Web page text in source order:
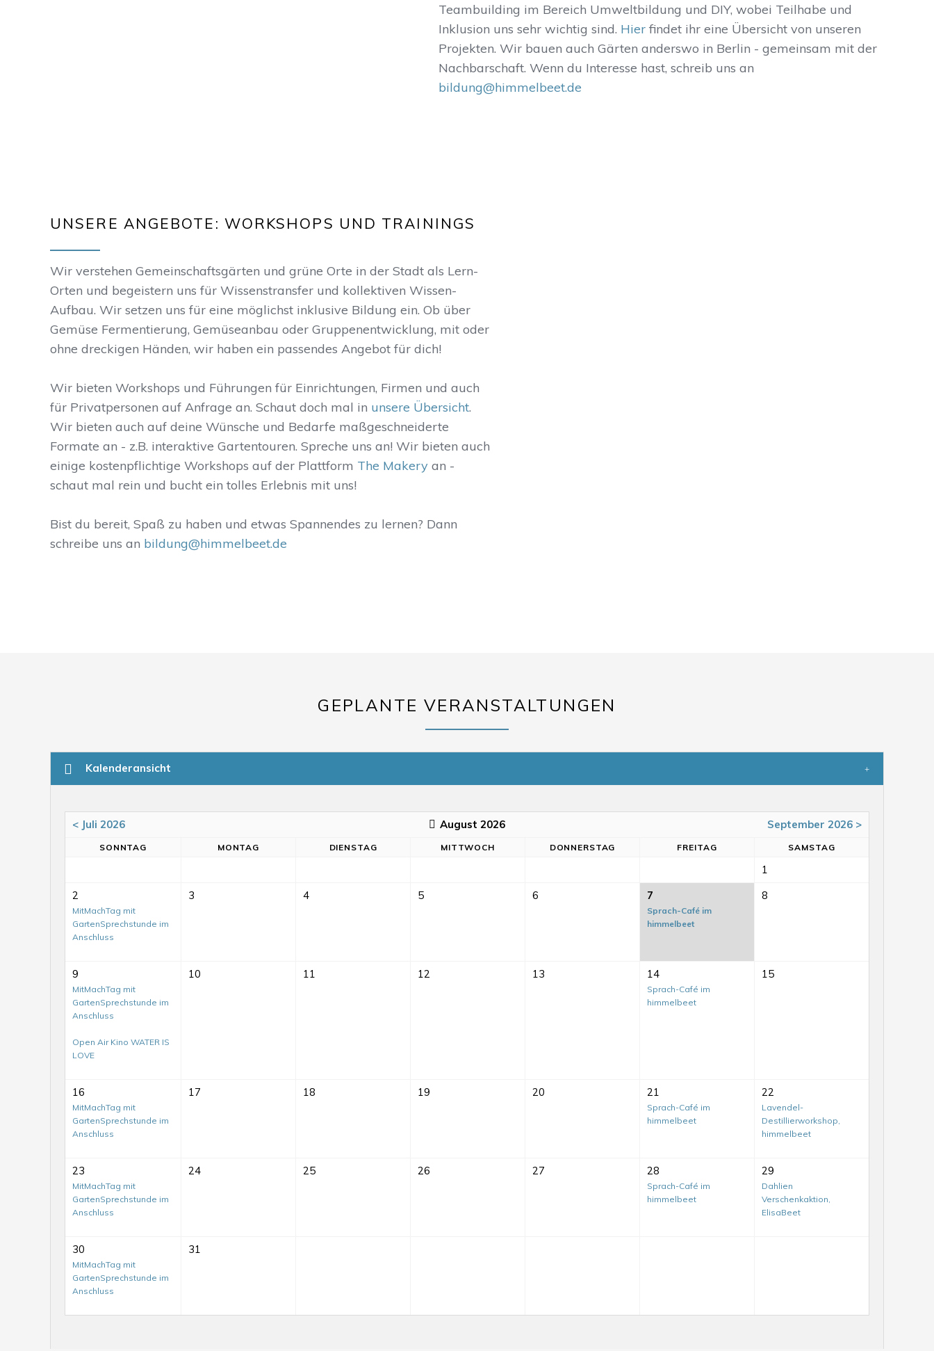
Teambuilding im Bereich Umweltbildung und DIY, wobei Teilhabe und
Inklusion uns sehr wichtig sind. Hierfindet ihr eine Übersicht von unseren
Projekten. Wir bauen auch Gärten anderswo in Berlin - gemeinsam mit der
Nachbarschaft. Wenn du Interesse hast, schreib uns an
bildung@himmelbeet.de
UNSERE ANGEBOTE: WORKSHOPS UND TRAININGS
Wir verstehen Gemeinschaftsgärten und grüne Orte in der Stadt als Lern-
Orten und begeistern uns für Wissenstransfer und kollektiven Wissen-
Aufbau. Wir setzen uns für eine möglichst inklusive Bildung ein. Ob über
Gemüse Fermentierung, Gemüseanbau oder Gruppenentwicklung, mit oder
ohne dreckigen Händen, wir haben ein passendes Angebot für dich!
Wir bieten Workshops und Führungen für Einrichtungen, Firmen und auch
für Privatpersonen auf Anfrage an. Schaut doch mal in unsere Übersicht.
Wir bieten auch auf deine Wünsche und Bedarfe maßgeschneiderte
Formate an - z.B. interaktive Gartentouren. Spreche uns an! Wir bieten auch
einige kostenpflichtige Workshops auf der Plattform The Makery an -
schaut mal rein und bucht ein tolles Erlebnis mit uns!
Bist du bereit, Spaß zu haben und etwas Spannendes zu lernen? Dann
schreibe uns an bildung@himmelbeet.de
GEPLANTE VERANSTALTUNGEN
Kalenderansicht
< Juli 2026 August 2026 September 2026 >
SO NNTAG MO NTAG DIENSTAG MITTWOCH DONNERSTAG FREITAG SAMSTAG
1
2
MitMachTag mit
GartenSprechstunde im
Anschluss
3 4 5 6 7
Sprach-Café im
himmelbeet
8
9
MitMachTag mit
GartenSprechstunde im
Anschluss
Open Air Kino WATER IS
LOVE
10 11 12 13 14
Sprach-Café im
himmelbeet
15
16
MitMachTag mit
GartenSprechstunde im
Anschluss
17 18 19 20 21
Sprach-Café im
himmelbeet
22
Lavendel-
Destillierworkshop,
himmelbeet
23
MitMachTag mit
GartenSprechstunde im
Anschluss
24 25 26 27 28
Sprach-Café im
himmelbeet
29
Dahlien
Verschenkaktion,
ElisaBeet
30
MitMachTag mit
GartenSprechstunde im
Anschluss
31
Mit-
Mach-